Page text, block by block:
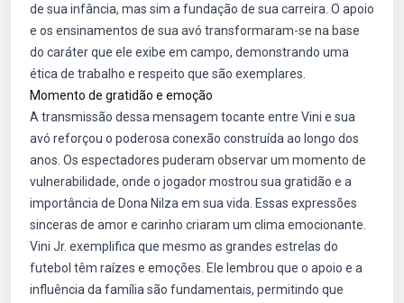
de sua infância, mas sim a fundação de sua carreira. O apoio
e os ensinamentos de sua avó transformaram-se na base
do caráter que ele exibe em campo, demonstrando uma
ética de trabalho e respeito que são exemplares.
Momento de gratidão e emoção
A transmissão dessa mensagem tocante entre Vini e sua
avó reforçou o poderosa conexão construída ao longo dos
anos. Os espectadores puderam observar um momento de
vulnerabilidade, onde o jogador mostrou sua gratidão e a
importância de Dona Nilza em sua vida. Essas expressões
sinceras de amor e carinho criaram um clima emocionante.
Vini Jr. exemplifica que mesmo as grandes estrelas do
futebol têm raízes e emoções. Ele lembrou que o apoio e a
influência da família são fundamentais, permitindo que